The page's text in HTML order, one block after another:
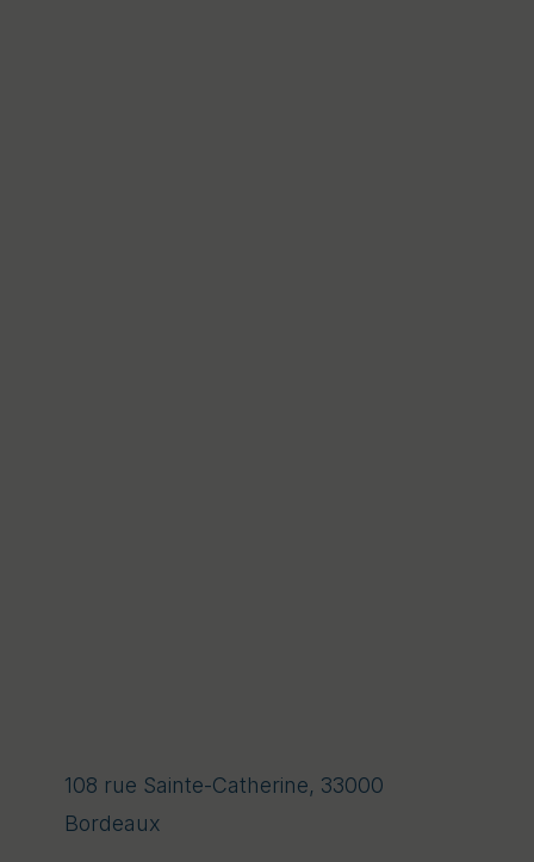
108 rue Sainte-Catherine, 33000
Bordeaux